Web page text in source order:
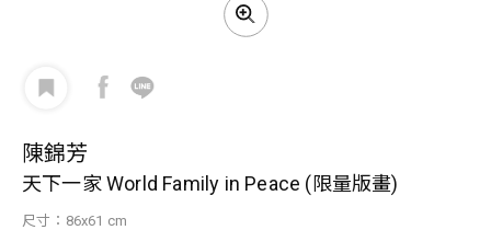
陳錦芳
天下一家 World Family in Peace (限量版畫)
尺寸：86x61 cm